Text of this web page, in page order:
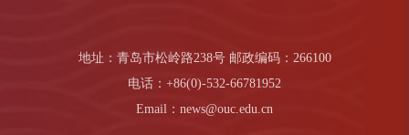
地址：青岛市松岭路238号 邮政编码：266100
电话：+86(0)-532-66781952
Email：news@ouc.edu.cn